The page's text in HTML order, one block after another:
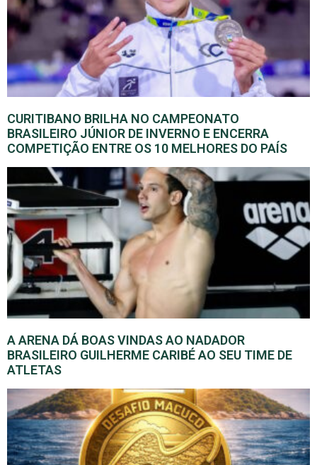
CURITIBANO BRILHA NO CAMPEONATO
BRASILEIRO JÚNIOR DE INVERNO E ENCERRA
COMPETIÇÃO ENTRE OS 10 MELHORES DO PAÍS
A ARENA DÁ BOAS VINDAS AO NADADOR
BRASILEIRO GUILHERME CARIBÉ AO SEU TIME DE
ATLETAS